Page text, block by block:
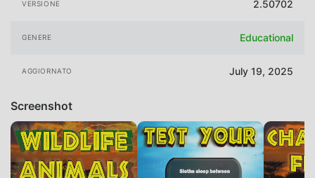
VERSIONE 2.50702
GENERE Educational
AGGIORNATO July 19, 2025
Screenshot